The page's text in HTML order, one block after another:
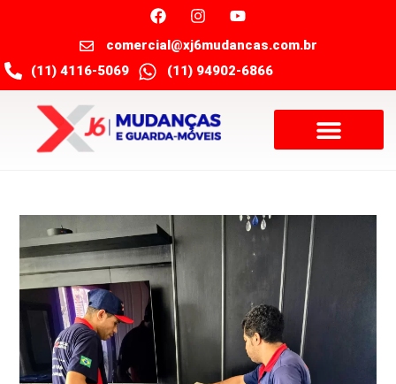
comercial@xj6mudancas.com.br
(11) 4116-5069
(11) 94902-6866